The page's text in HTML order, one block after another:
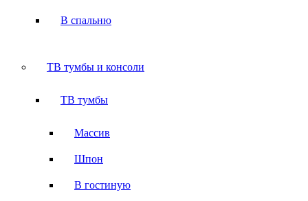
В спальню
ТВ тумбы и консоли
ТВ тумбы
Массив
Шпон
В гостиную